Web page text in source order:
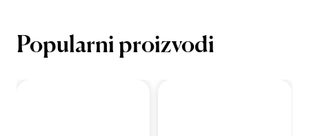
Popularni proizvodi